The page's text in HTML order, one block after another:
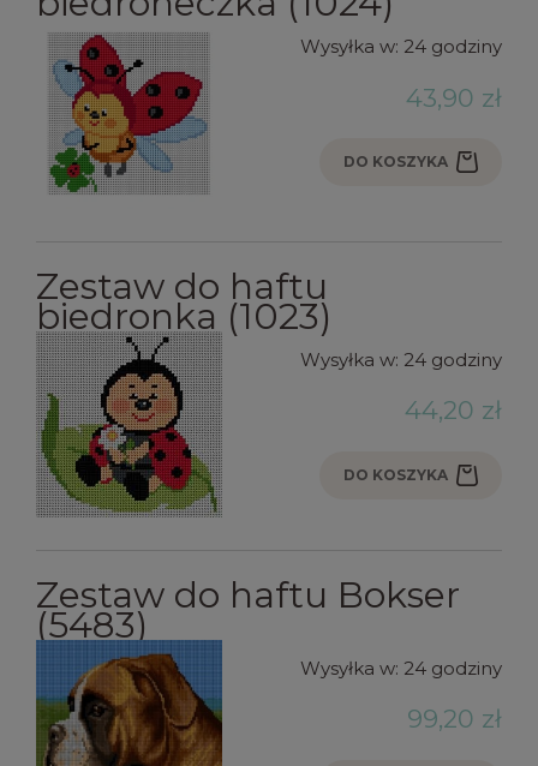
Wysyłka w: 24 godziny
43,90 zł
DO KOSZYKA
Zestaw do haftu
biedronka (1023)
Wysyłka w: 24 godziny
44,20 zł
DO KOSZYKA
Zestaw do haftu Bokser
(5483)
Wysyłka w: 24 godziny
99,20 zł